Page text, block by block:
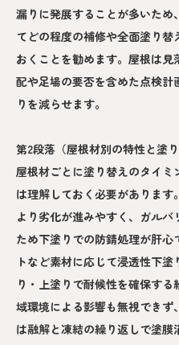
漏りに発展することが多いた
てどの程度の補修や全面塗り
おくことを勧めます。屋根は
配や足場の要否を含めた点検
りを減らせます。
第2段落（屋根材別の特性と塗り
屋根材ごとに塗り替えのタイ
は理解しておく必要がありま
より劣化が進みやすく、ガル
ため下塗りでの防錆処理が肝
トなど素材に応じて浸透性下
り・上塗りで耐候性を確保す
域環境による影響も無視でき
は融解と凍結の繰り返しで塗膜